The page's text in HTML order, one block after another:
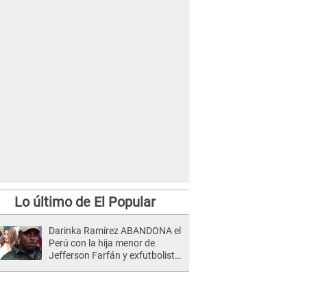
Lo último de El Popular
Darinka Ramírez ABANDONA el
Perú con la hija menor de
Jefferson Farfán y exfutbolista